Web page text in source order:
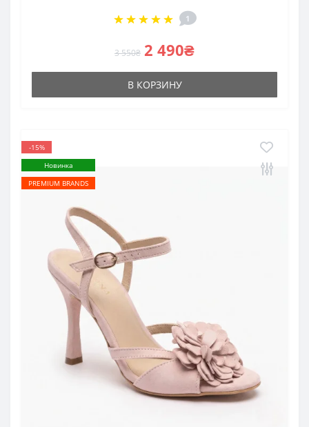
1
3 550₴ 2 490₴
В КОРЗИНУ
-15%
Новинка
PREMIUM BRANDS